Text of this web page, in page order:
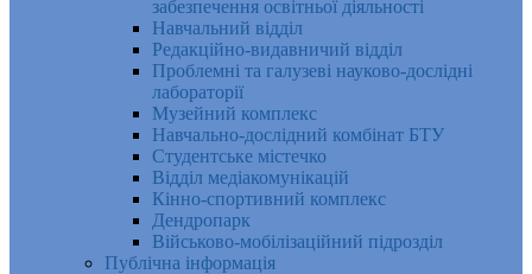
забезпечення освітньої діяльності
Навчальний відділ
Редакційно-видавничий відділ
Проблемні та галузеві науково-дослідні
лабораторії
Музейний комплекс
Навчально-дослідний комбінат БТУ
Студентське містечко
Відділ медіакомунікацій
Кінно-спортивний комплекс
Дендропарк
Військово-мобілізаційний підрозділ
Публічна інформація